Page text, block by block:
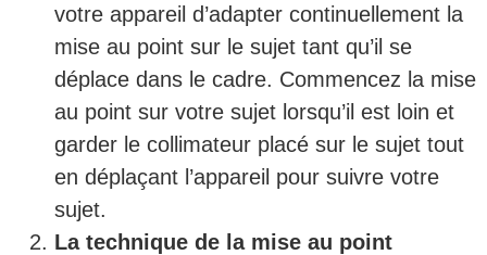
votre appareil d’adapter continuellement la
mise au point sur le sujet tant qu’il se
déplace dans le cadre. Commencez la mise
au point sur votre sujet lorsqu’il est loin et
garder le collimateur placé sur le sujet tout
en déplaçant l’appareil pour suivre votre
sujet.
La technique de la mise au point